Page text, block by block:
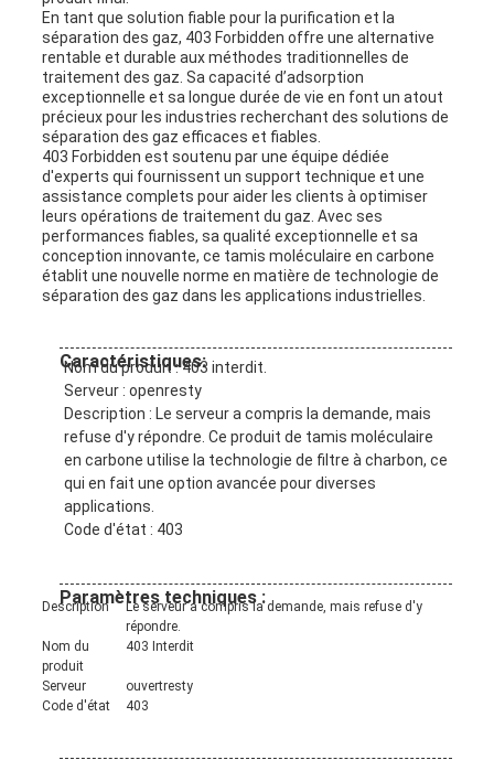
En tant que solution fiable pour la purification et la
séparation des gaz, 403 Forbidden offre une alternative
rentable et durable aux méthodes traditionnelles de
traitement des gaz. Sa capacité d’adsorption
exceptionnelle et sa longue durée de vie en font un atout
précieux pour les industries recherchant des solutions de
séparation des gaz efficaces et fiables.
403 Forbidden est soutenu par une équipe dédiée
d'experts qui fournissent un support technique et une
assistance complets pour aider les clients à optimiser
leurs opérations de traitement du gaz. Avec ses
performances fiables, sa qualité exceptionnelle et sa
conception innovante, ce tamis moléculaire en carbone
établit une nouvelle norme en matière de technologie de
séparation des gaz dans les applications industrielles.
Caractéristiques:
Nom du produit : 403 interdit.
Serveur : openresty
Description : Le serveur a compris la demande, mais
refuse d'y répondre. Ce produit de tamis moléculaire
en carbone utilise la technologie de filtre à charbon, ce
qui en fait une option avancée pour diverses
applications.
Code d'état : 403
Paramètres techniques :
Description
Le serveur a compris la demande, mais refuse d'y
répondre.
Nom du
produit
403 Interdit
Serveur
ouvertresty
Code d'état
403